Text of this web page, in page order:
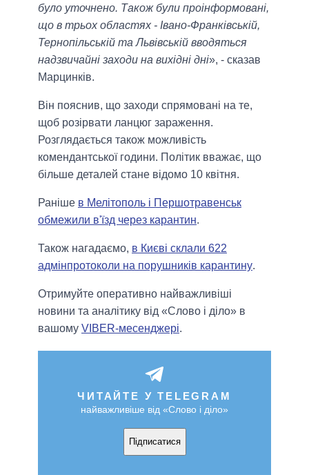
було уточнено. Також були проінформовані,
що в трьох областях - Івано-Франківській,
Тернопільській та Львівській вводяться
надзвичайні заходи на вихідні дні», - сказав
Марцинків.
Він пояснив, що заходи спрямовані на те,
щоб розірвати ланцюг зараження.
Розглядається також можливість
комендантської години. Політик вважає, що
більше деталей стане відомо 10 квітня.
Раніше в Мелітополь і Першотравенськ
обмежили в'їзд через карантин.
Також нагадаємо, в Києві склали 622
адмінпротоколи на порушників карантину.
Отримуйте оперативно найважливіші
новини та аналітику від «Слово і діло» в
вашому VIBER-месенджері.
ЧИТАЙТЕ У TELEGRAM
найважливіше від «Слово і діло»
Підписатися